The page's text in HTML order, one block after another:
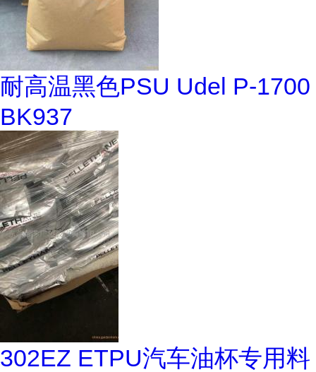
耐高温黑色PSU Udel P-1700
BK937
302EZ ETPU汽车油杯专用料